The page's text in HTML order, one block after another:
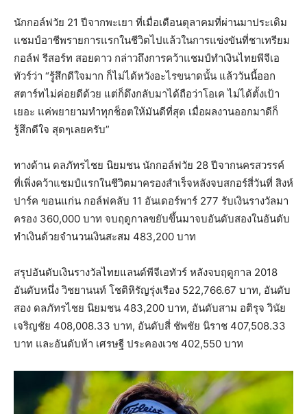
นักกอล์ฟวัย 21 ปีจากพะเยา ที่เมื่อเดือนตุลาคมที่ผ่านมาประเดิม
แชมป์อาชีพรายการแรกในชีวิตไปแล้วในการแข่งขันที่ชาเทรียม
กอล์ฟ รีสอร์ท สอยดาว กล่าวถึงการคว้าแชมป์ทำเงินไทยพีจีเอ
ทัวร์ว่า “รู้สึกดีใจมาก ก็ไม่ได้หวังอะไรขนาดนั้น แล้ววันนี้ออก
สตาร์ทไม่ค่อยดีด้วย แต่ก็ดึงกลับมาได้ถือว่าโอเค ไม่ได้ตั้งเป้า
เยอะ แค่พยายามทำทุกช็อตให้มันดีที่สุด เมื่อผลงานออกมาดีก็
รู้สึกดีใจ สุดๆเลยครับ”
ทางด้าน ดลภัทรไชย นิยมชน นักกอล์ฟวัย 28 ปีจากนครสวรรค์
ที่เพิ่งคว้าแชมป์แรกในชีวิตมาครองสำเร็จหลังจบสกอร์สี่วันที่ สิงห์
ปาร์ค ขอนแก่น กอล์ฟคลับ 11 อันเดอร์พาร์ 277 รับเงินรางวัลมา
ครอง 360,000 บาท จบฤดูกาลขยับขึ้นมาจบอันดับสองในอันดับ
ทำเงินด้วยจำนวนเงินสะสม 483,200 บาท
สรุปอันดับเงินรางวัลไทยแลนด์พีจีเอทัวร์ หลังจบฤดูกาล 2018
อันดับหนึ่ง วิชยานนท์ โชติหิรัญรุ่งเรือง 522,766.67 บาท, อันดับ
สอง ดลภัทรไชย นิยมชน 483,200 บาท, อันดับสาม อติรุจ วินัย
เจริญชัย 408,008.33 บาท, อันดับสี่ ชัพชัย นิราช 407,508.33
บาท และอันดับห้า เศรษฐี ประคองเวช 402,550 บาท